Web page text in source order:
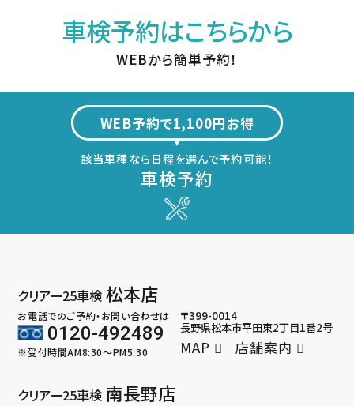
車検予約はこちらから
WEBから簡単予約！
WEB予約で1,100円お得
該当車種なら日程を選んで予約可能！
車検予約
クリアー25車検 松本店
お電話でのご予約・お問い合わせは
0120-492489
※受付時間AM8:30～PM5:30
〒399-0014
長野県松本市平田東2丁目1番2号
MAP 店舗案内
クリアー25車検 南長野店